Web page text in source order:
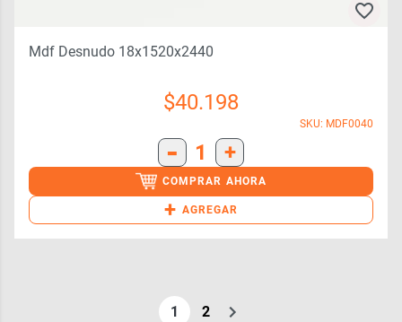
Mdf Desnudo 18x1520x2440
$40.198
SKU: MDF0040
- 1 +
COMPRAR AHORA
+ AGREGAR
1 2